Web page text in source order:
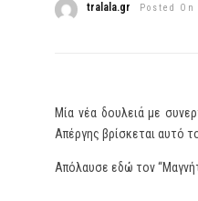
tralala.gr Posted
Μία νέα δουλειά με
Απέργης βρίσκεται αυτό
Απόλαυσε εδώ τον